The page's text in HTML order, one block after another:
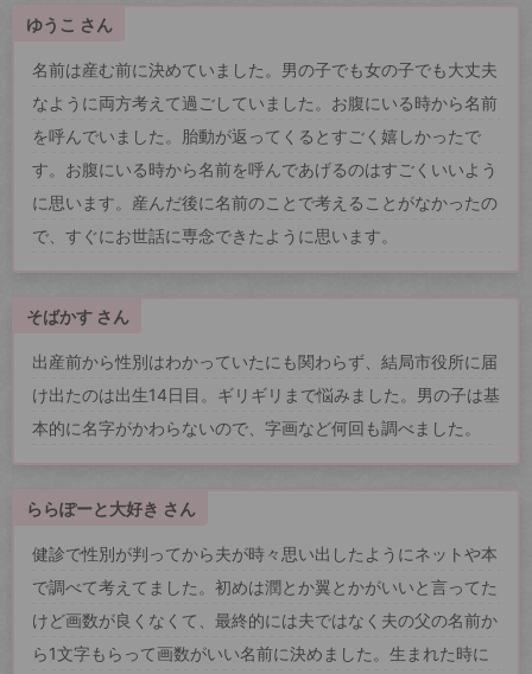
ゆうこ さん
名前は産む前に決めていました。男の子でも女の子でも大丈夫
なように両方考えて過ごしていました。お腹にいる時から名前
を呼んでいました。胎動が返ってくるとすごく嬉しかったで
す。お腹にいる時から名前を呼んであげるのはすごくいいよう
に思います。産んだ後に名前のことで考えることがなかったの
で、すぐにお世話に専念できたように思います。
そばかす さん
出産前から性別はわかっていたにも関わらず、結局市役所に届
け出たのは出生14日目。ギリギリまで悩みました。男の子は基
本的に名字がかわらないので、字画など何回も調べました。
ららぽーと大好き さん
健診で性別が判ってから夫が時々思い出したようにネットや本
で調べて考えてました。初めは潤とか翼とかがいいと言ってた
けど画数が良くなくて、最終的には夫ではなく夫の父の名前か
ら1文字もらって画数がいい名前に決めました。生まれた時に